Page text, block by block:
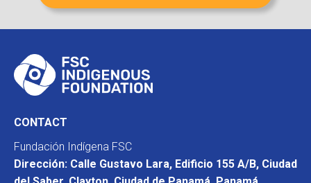
CONTACT
Fundación Indígena FSC
Dirección: Calle Gustavo Lara, Edificio 155 A/B, Ciudad